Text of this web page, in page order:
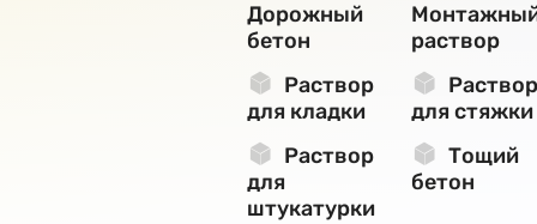
Дорожный
бетон
раствор
Раствор
для кладки
Раствор
для стяжки
Раствор
для
штукатурки
Тощий
бетон